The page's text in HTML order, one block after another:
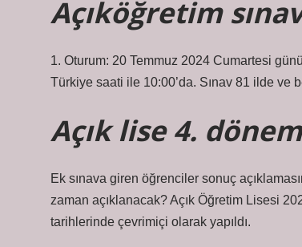
Açıköğretim
1. Oturum: 20 Temmuz 2024 Cumartesi
Türkiye saati ile 10:00’da. Sınav 81 ilde ve
Açık lise 4.
Ek sınava giren öğrenciler sonuç
zaman açıklanacak? Açık Öğretim Lisesi
tarihlerinde çevrimiçi olarak yapıldı.